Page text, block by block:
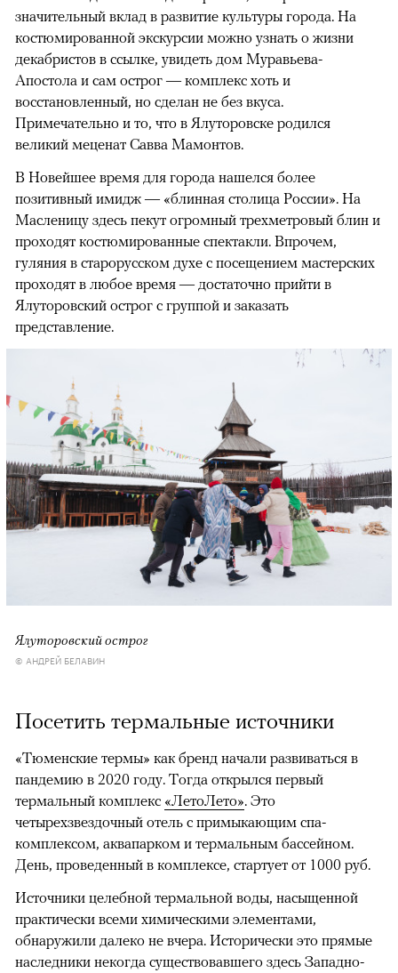
значительный вклад в развитие культуры города. На
костюмированной экскурсии можно узнать о жизни
декабристов в ссылке, увидеть дом Муравьева-
Апостола и сам острог — комплекс хоть и
восстановленный, но сделан не без вкуса.
Примечательно и то, что в Ялуторовске родился
великий меценат Савва Мамонтов.
В Новейшее время для города нашелся более
позитивный имидж — «блинная столица России». На
Масленицу здесь пекут огромный трехметровый блин и
проходят костюмированные спектакли. Впрочем,
гуляния в старорусском духе с посещением мастерских
проходят в любое время — достаточно прийти в
Ялуторовский острог с группой и заказать
представление.
Ялуторовский острог
© АНДРЕЙ БЕЛАВИН
Посетить термальные источники
«Тюменские термы» как бренд начали развиваться в
пандемию в 2020 году. Тогда открылся первый
термальный комплекс «ЛетоЛето». Это
четырехзвездочный отель с примыкающим спа-
комплексом, аквапарком и термальным бассейном.
День, проведенный в комплексе, стартует от 1000 руб.
Источники целебной термальной воды, насыщенной
практически всеми химическими элементами,
обнаружили далеко не вчера. Исторически это прямые
наследники некогда существовавшего здесь Западно-